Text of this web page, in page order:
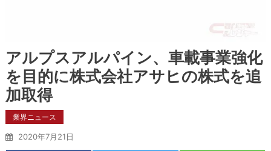
アルプスアルパイン、車載事業強化
を目的に株式会社アサヒの株式を追
加取得
業界ニュース
2020年7月21日